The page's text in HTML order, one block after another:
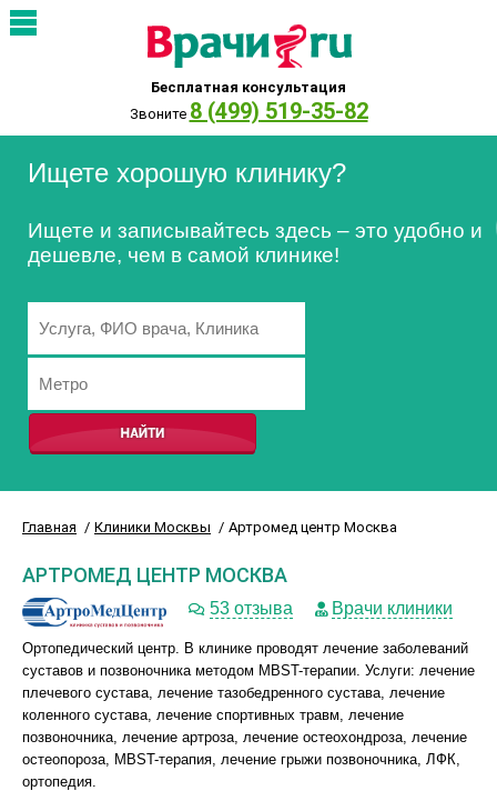
Бесплатная консультация
Звоните 8 (499) 519-35-82
Ищете хорошую клинику?
Ищете и записывайтесь здесь – это удобно и
дешевле, чем в самой клинике!
Главная Клиники Москвы Артромед центр Москва
АРТРОМЕД ЦЕНТР МОСКВА
53 отзыва Врачи клиники
Ортопедический центр. В клинике проводят лечение заболеваний
суставов и позвоночника методом MBST-терапии. Услуги: лечение
плечевого сустава, лечение тазобедренного сустава, лечение
коленного сустава, лечение спортивных травм, лечение
позвоночника, лечение артроза, лечение остеохондроза, лечение
остеопороза, MBST-терапия, лечение грыжи позвоночника, ЛФК,
ортопедия.